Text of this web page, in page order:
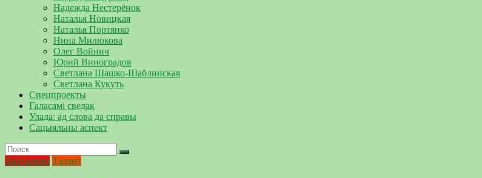
Надежда Нестерёнок
Наталья Новицкая
Наталья Портянко
Нина Милюкова
Олег Войнич
Юрий Виноградов
Светлана Шашко-Шаблинская
Светлана Кукуть
Спецпроекты
Галасамі сведак
Улада: ад слова да справы
Сацыяльны аспект
Актуально Талант